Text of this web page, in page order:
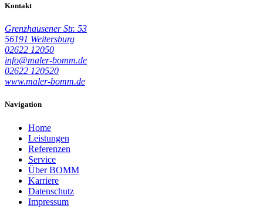
Kontakt
Grenzhausener Str. 53
56191 Weitersburg
02622 12050
info@maler-bomm.de
02622 120520
www.maler-bomm.de
Navigation
Home
Leistungen
Referenzen
Service
Über BOMM
Karriere
Datenschutz
Impressum